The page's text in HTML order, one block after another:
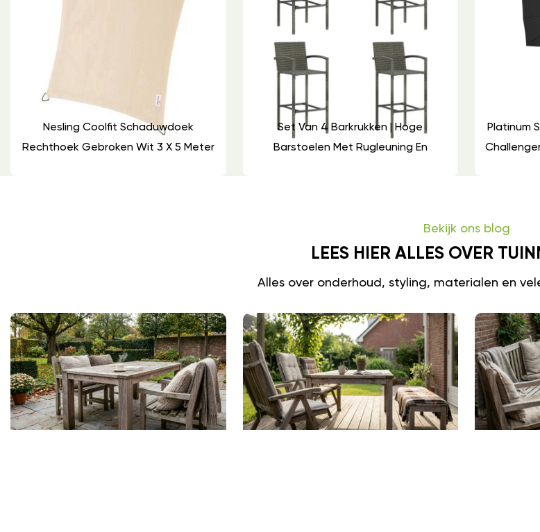
Nesling Coolfit Schaduwdoek
Rechthoek Gebroken Wit 3 X 5 Meter
Set Van 4 Barkrukken | Hoge
Barstoelen Met Rugleuning En
Platinum
Bekijk ons blog
LEES HIER ALLES OVER
Alles over onderhoud, styling, materialen en